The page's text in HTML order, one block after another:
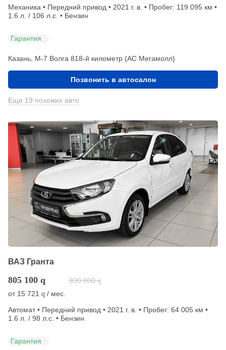
Механика • Передний привод • 2021 г. в. • Пробег: 119 095 км •
1.6 л. / 106 л.с. • Бензин
Гарантия
Казань, М-7 Волга 818-й километр (АС Мегамолл)
Позвонить в автосалон
Еще 19 похожих авто
ВАЗ Гранта
805 100 q 830 000 q
от 15 721 q / мес.
Автомат • Передний привод • 2021 г. в. • Пробег: 64 005 км •
1.6 л. / 98 л.с. • Бензин
Гарантия